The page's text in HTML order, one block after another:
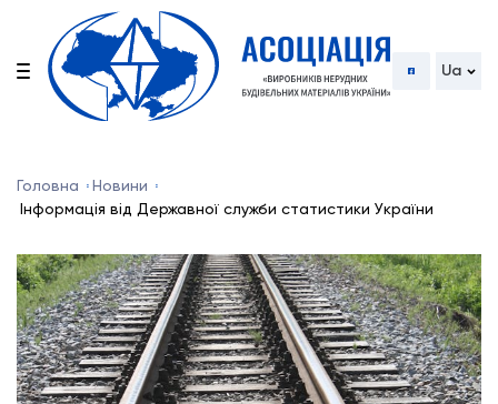
Ua
Головна
Новини
Інформація від Державної служби статистики України